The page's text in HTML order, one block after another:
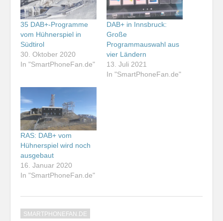
35 DAB+-Programme
vom Hühnerspiel in
Südtirol
30. Oktober 2020
In "SmartPhoneFan.de"
DAB+ in Innsbruck:
Große
Programmauswahl aus
vier Ländern
13. Juli 2021
In "SmartPhoneFan.de"
RAS: DAB+ vom
Hühnerspiel wird noch
ausgebaut
16. Januar 2020
In "SmartPhoneFan.de"
SMARTPHONEFAN.DE